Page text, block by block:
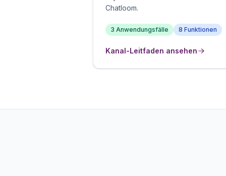
Chatloom.
3 Anwendungsfälle 8 Funktionen
Kanal-Leitfaden ansehen